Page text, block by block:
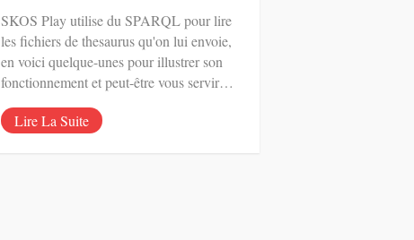
SKOS Play utilise du SPARQL pour lire
les fichiers de thesaurus qu'on lui envoie,
en voici quelque-unes pour illustrer son
fonctionnement et peut-être vous servir…
Lire La Suite